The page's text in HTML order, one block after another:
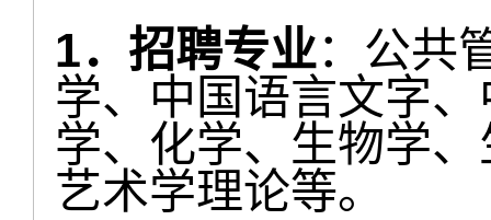
1．招聘专业：公共
学、中国语言文字
学、化学、生物学
艺术学理论等。